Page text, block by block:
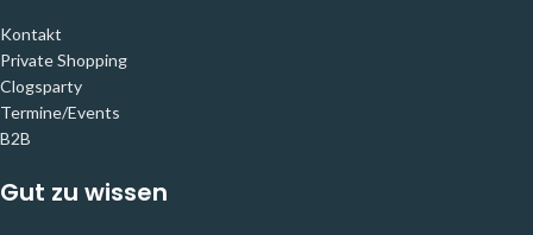
Kontakt
Private Shopping
Clogsparty
Termine/Events
B2B
Gut zu wissen